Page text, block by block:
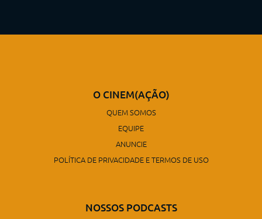
O CINEM(AÇÃO)
QUEM SOMOS
EQUIPE
ANUNCIE
POLÍTICA DE PRIVACIDADE E TERMOS DE USO
NOSSOS PODCASTS